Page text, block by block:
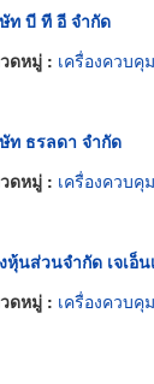
ท บี ที อี จำกัด
ดหมู่ : เครื่องควบคุมแรงดั
ท ธรลดา จำกัด
ดหมู่ : เครื่องควบคุมแรงดั
หุ้นส่วนจำกัด เจเอ็น
ดหมู่ : เครื่องควบคุมแรงดั